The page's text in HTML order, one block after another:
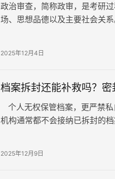
政治审查，简称政审，是考研
场、思想品德以及主要社会关
2025年12月4日
档案拆封还能补救吗？密
个人无权保管档案，更严禁
机构通常都不会接纳已拆封的
2025年12月9日